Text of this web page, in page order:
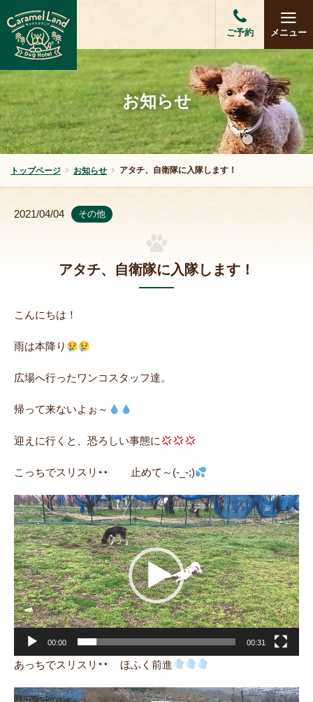
ご予約 メニュー
お知らせ
トップページ お知らせ アタチ、自衛隊に入隊します！
2021/04/04 その他
アタチ、自衛隊に入隊します！
こんにちは！
雨は本降り
広場へ行ったワンコスタッフ達。
帰って来ないよぉ～
迎えに行くと、恐ろしい事態に
こっちでスリスリ 止めて～(-_-;)
動
画
プ
レ
ー
ヤ
ー
00:00 00:31
あっちでスリスリ ほふく前進
動